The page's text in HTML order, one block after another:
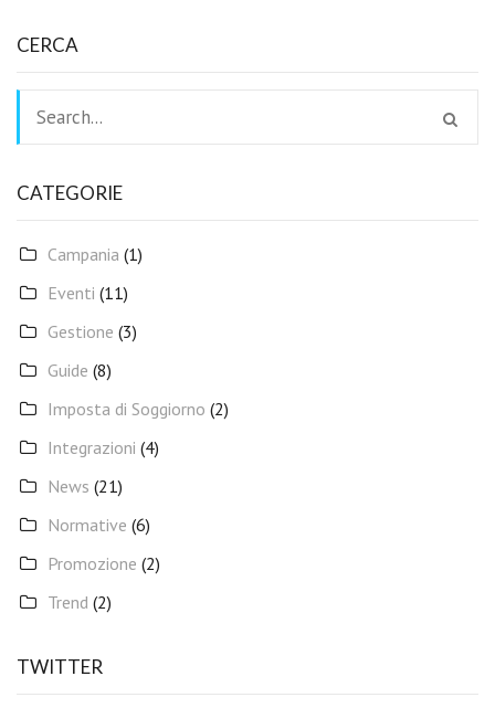
CERCA
CATEGORIE
Campania (1)
Eventi (11)
Gestione (3)
Guide (8)
Imposta di Soggiorno (2)
Integrazioni (4)
News (21)
Normative (6)
Promozione (2)
Trend (2)
TWITTER